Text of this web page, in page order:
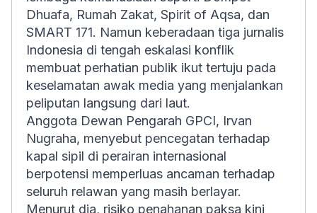
Dhuafa, Rumah Zakat, Spirit of Aqsa, dan
SMART 171. Namun keberadaan tiga jurnalis
Indonesia di tengah eskalasi konflik
membuat perhatian publik ikut tertuju pada
keselamatan awak media yang menjalankan
peliputan langsung dari laut.
Anggota Dewan Pengarah GPCI, Irvan
Nugraha, menyebut pencegatan terhadap
kapal sipil di perairan internasional
berpotensi memperluas ancaman terhadap
seluruh relawan yang masih berlayar.
Menurut dia, risiko penahanan paksa kini